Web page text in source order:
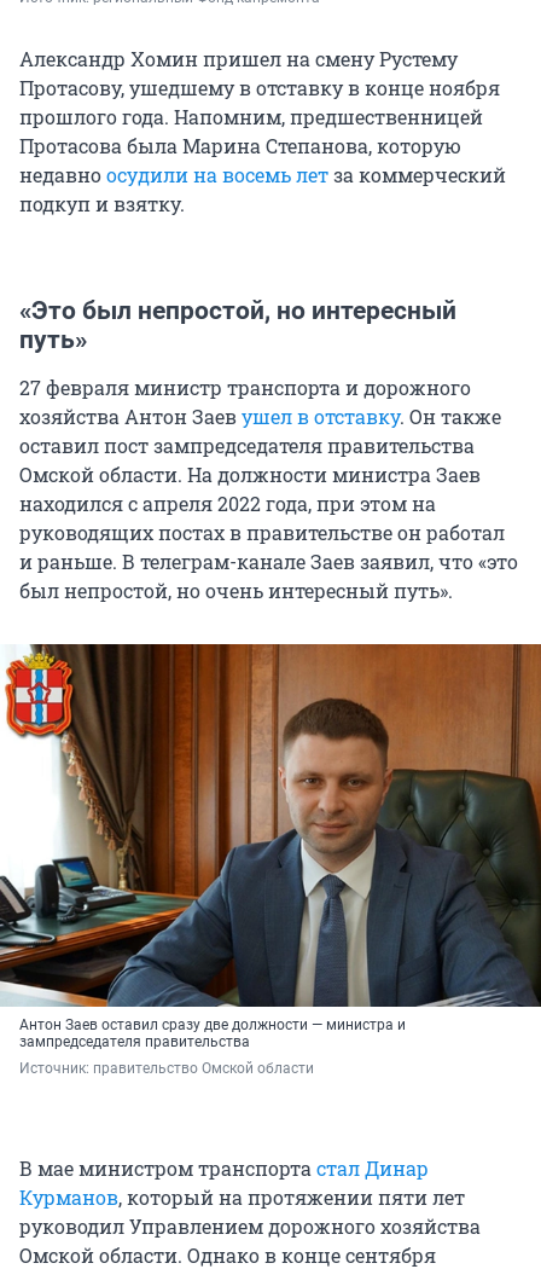
Александр Хомин пришел на смену Рустему
Протасову, ушедшему в отставку в конце ноября
прошлого года. Напомним, предшественницей
Протасова была Марина Степанова, которую
недавноосудили на восемь летза коммерческий
подкуп и взятку.
«Это был непростой, но интересный
путь»
27 февраля министр транспорта и дорожного
хозяйства Антон Заевушел в отставку. Он также
оставил пост зампредседателя правительства
Омской области. На должности министра Заев
находился с апреля 2022 года, при этом на
руководящих постах в правительстве он работал
и раньше. В телеграм-канале Заев заявил, что «это
был непростой, но очень интересный путь».
Антон Заев оставил сразу две должности — министра и
зампредседателя правительства
Источник: правительство Омской области
В мае министром транспорта стал Динар
Курманов, который на протяжении пяти лет
руководил Управлением дорожного хозяйства
Омской области. Однако в конце сентября